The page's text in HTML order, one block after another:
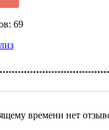
69
времени нет